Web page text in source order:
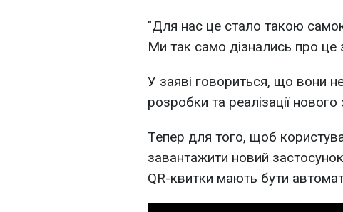
"Для нас це стало такою
Ми так само дізнались про це
У заяві говориться, що вони
розробки та реалізації
Тепер для того, щоб
завантажити новий
QR-квитки мають бути